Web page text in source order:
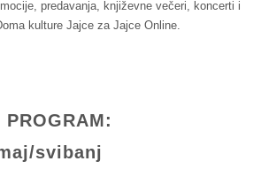
predavanja, književne večeri, koncerti i
kulture Jajce za Jajce Online.
PROGRAM:
svibanj